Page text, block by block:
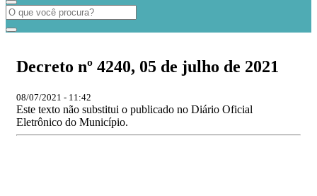
Decreto nº 4240, 05 de julho de 2021
08/07/2021 - 11:42
Este texto não substitui o publicado no Diário Oficial
Eletrônico do Município.